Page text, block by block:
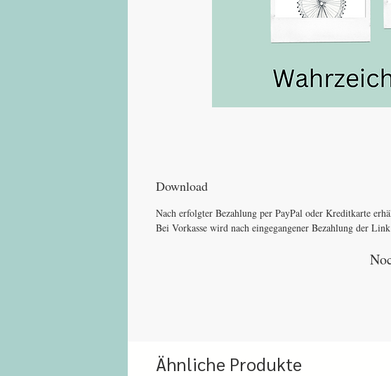
Download
Nach erfolgter Bezahlung per PayPal oder Kreditkarte
Bei Vorkasse wird nach eingegangener Bezahlung der
Ähnliche Produkte